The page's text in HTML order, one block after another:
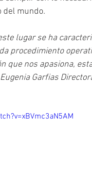
del mundo.
lugar se ha
procedimiento
que nos apasiona,
Garfias